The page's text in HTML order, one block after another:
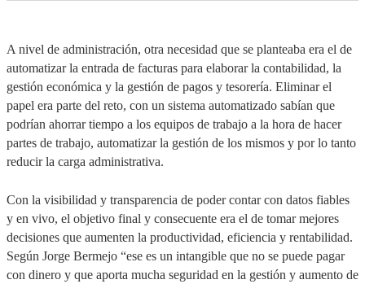
A nivel de administración, otra necesidad que se planteaba era el de
automatizar la entrada de facturas para elaborar la contabilidad, la
gestión económica y la gestión de pagos y tesorería. Eliminar el
papel era parte del reto, con un sistema automatizado sabían que
podrían ahorrar tiempo a los equipos de trabajo a la hora de hacer
partes de trabajo, automatizar la gestión de los mismos y por lo tanto
reducir la carga administrativa.
Con la visibilidad y transparencia de poder contar con datos fiables
y en vivo, el objetivo final y consecuente era el de tomar mejores
decisiones que aumenten la productividad, eficiencia y rentabilidad.
Según Jorge Bermejo “ese es un intangible que no se puede pagar
con dinero y que aporta mucha seguridad en la gestión y aumento de